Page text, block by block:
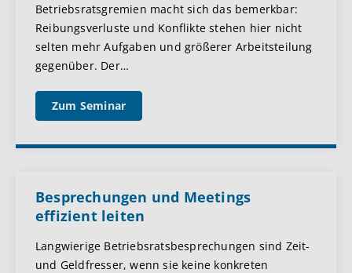
Betriebsratsgremien macht sich das bemerkbar:
Reibungsverluste und Konflikte stehen hier nicht
selten mehr Aufgaben und größerer Arbeitsteilung
gegenüber. Der…
Zum Seminar
Besprechungen und Meetings
effizient leiten
Langwierige Betriebsratsbesprechungen sind Zeit-
und Geldfresser, wenn sie keine konkreten